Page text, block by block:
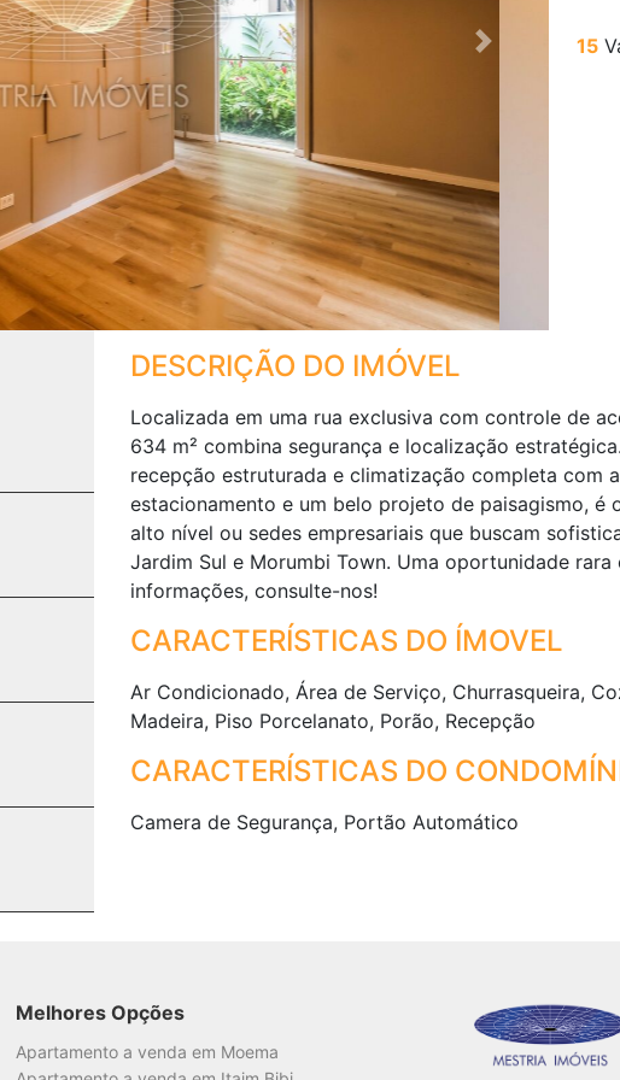
Next 15
DESCRIÇÃO DO IMÓVEL
Localizada em uma rua exclusiva com controle de
634 m² combina segurança e localização
recepção estruturada e climatização completa com
estacionamento e um belo projeto de paisagismo, é
alto nível ou sedes empresariais que buscam
Jardim Sul e Morumbi Town. Uma oportunidade
informações, consulte-nos!
CARACTERÍSTICAS DO ÍMOVEL
Ar Condicionado, Área de Serviço, Churrasqueira,
Madeira, Piso Porcelanato, Porão, Recepção
CARACTERÍSTICAS DO
Camera de Segurança, Portão Automático
Melhores Opções
Apartamento a venda em Moema